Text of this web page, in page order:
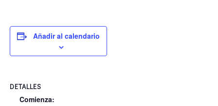
Añadir al calendario
DETALLES
Comienza: